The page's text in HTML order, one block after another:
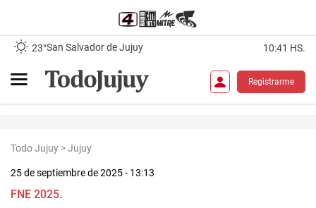
23°San Salvador de Jujuy 10:41 HS.
Registrarme
Todo Jujuy >Jujuy
25 de septiembre de 2025 - 13:13
FNE 2025.